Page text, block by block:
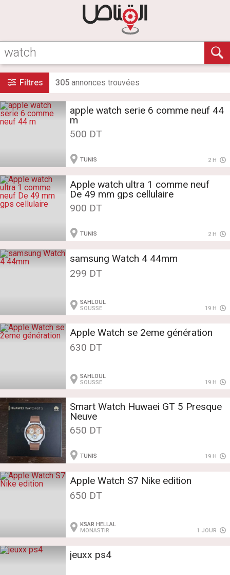
Filtres 305 annonces trouvées
apple watch serie 6 comme neuf 44
m
500 DT
TUNIS 2 H
Apple watch ultra 1 comme neuf
De 49 mm gps cellulaire
900 DT
TUNIS 2 H
samsung Watch 4 44mm
299 DT
SAHLOUL
SOUSSE
19 H
Apple Watch se 2eme génération
630 DT
SAHLOUL
SOUSSE
19 H
Smart Watch Huwaei GT 5 Presque
Neuve
650 DT
TUNIS 19 H
Apple Watch S7 Nike edition
650 DT
KSAR HELLAL
MONASTIR
1 JOUR
jeuxx ps4